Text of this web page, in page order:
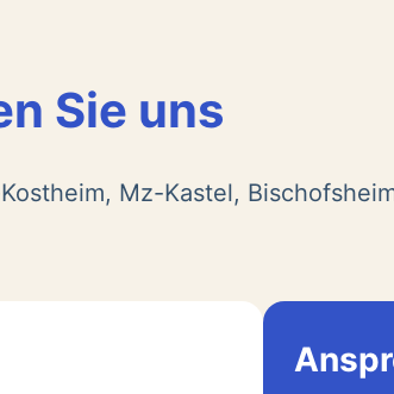
Sie uns
Mz-Kastel,